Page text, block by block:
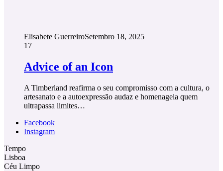
Elisabete GuerreiroSetembro 18, 2025
17
Advice of an Icon
A Timberland reafirma o seu compromisso com a cultura, o
artesanato e a autoexpressão audaz e homenageia quem
ultrapassa limites…
Facebook
Instagram
Tempo
Lisboa
Céu Limpo